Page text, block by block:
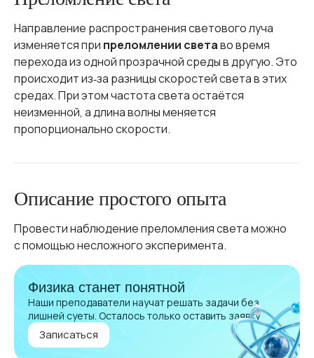
Направление распространения светового луча
изменяется при преломлении светаво время
перехода из одной прозрачной среды в другую. Это
происходит из‑за разницы скоростей света в этих
средах. При этом частота света остаётся
неизменной, а длина волны меняется
пропорционально скорости.
Описание простого опыта
Провести наблюдение преломления света можно
с помощью несложного эксперимента.
Физика станет понятной
Наши преподаватели научат решать задачи без
лишней суеты. Осталось только оставить заявку
Записаться